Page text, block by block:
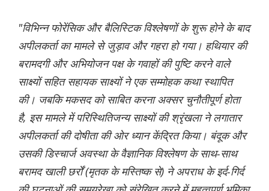
"विभिन्न फोरेंसिक और बैलिस्टिक विश्लेषणों के शुरू होने के बाद
अपीलकर्ता का मामले से जुड़ाव और गहरा हो गया। हथियार की
बरामदगी और अभियोजन पक्ष के गवाहों की पुष्टि करने वाले
साक्ष्यों सहित सहायक साक्ष्यों ने एक सम्मोहक कथा स्थापित
की। जबकि मकसद को साबित करना अक्सर चुनौतीपूर्ण होता
है, इस मामले में परिस्थितिजन्य साक्ष्यों की श्रृंखला ने लगातार
अपीलकर्ता की दोषीता की ओर ध्यान केंद्रित किया। बंदूक और
उसकी डिस्चार्ज अवस्था के वैज्ञानिक विश्लेषण के साथ-साथ
बरामद खाली छर्रों (मृतक के मस्तिष्क से) ने अपराध के इर्द-गिर्द